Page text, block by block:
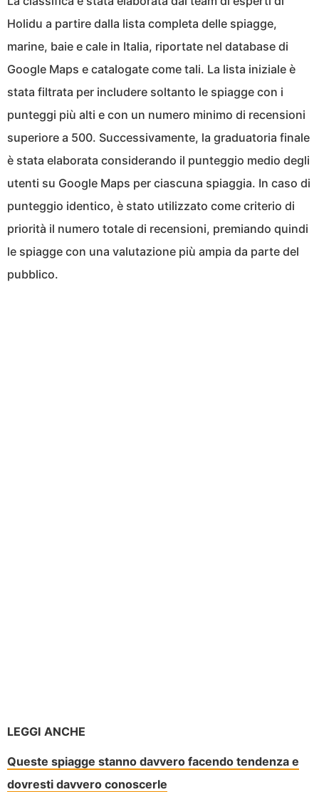
Holidu a partire dalla lista completa delle spiagge,
marine, baie e cale in Italia, riportate nel database di
Google Maps e catalogate come tali. La lista iniziale è
stata filtrata per includere soltanto le spiagge con i
punteggi più alti e con un numero minimo di recensioni
superiore a 500. Successivamente, la graduatoria finale
è stata elaborata considerando il punteggio medio degli
utenti su Google Maps per ciascuna spiaggia. In caso di
punteggio identico, è stato utilizzato come criterio di
priorità il numero totale di recensioni, premiando quindi
le spiagge con una valutazione più ampia da parte del
pubblico.
LEGGI ANCHE
Queste spiagge stanno davvero facendo tendenza e
dovresti davvero conoscerle